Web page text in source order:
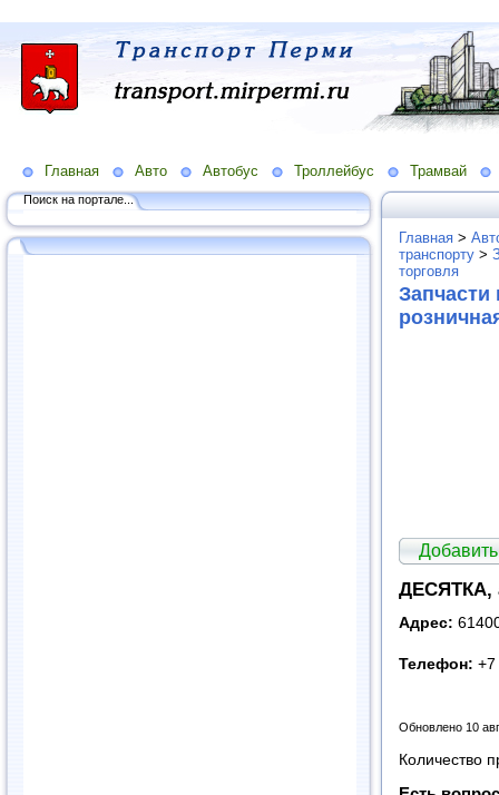
Главная Авто Автобус Троллейбус Трамвай
Поиск на портале...
Главная >
транспорту >
торговля
ДЕСЯТКА,
Адрес:
Телефон: +7
Обновлено 10
Количество